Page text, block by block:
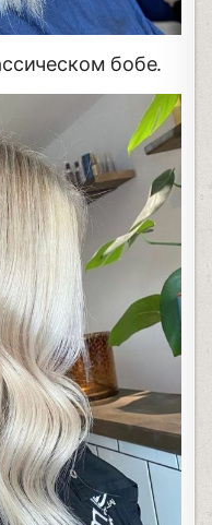
бобе.